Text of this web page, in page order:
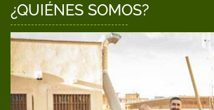
¿QUIÉNES SOMOS?